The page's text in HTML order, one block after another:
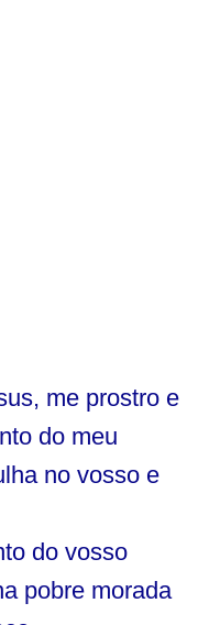
me prostro e
do meu
no vosso e
do vosso
pobre morada